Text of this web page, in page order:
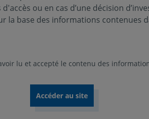
aux porteurs -
apportées
ou en cas d’une décision
la base des informations contenues
lu et accepté le contenu des